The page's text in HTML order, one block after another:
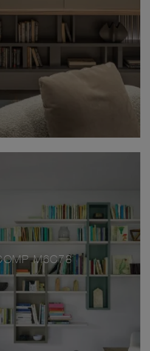
M6C78